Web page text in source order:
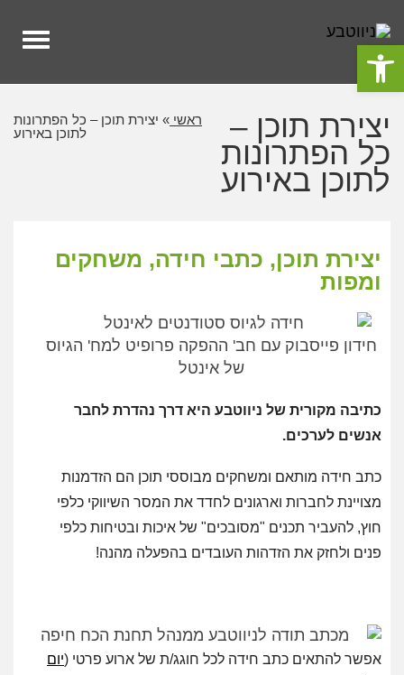
ראשי » יצירת תוכן – כל הפתרונות
לתוכן באירוע
יצירת תוכן –
כל הפתרונות
לתוכן באירוע
יצירת תוכן, כתבי חידה, משחקים
ומפות
חידון פייסבוק עם חב' ההפקה פרופיט למח' הגיוס
של אינטל
כתיבה מקורית של ניווטבע היא דרך נהדרת לחבר
אנשים לערכים.
כתב חידה מותאם ומשחקים מבוססי תוכן הם הזדמנות
מצויינת לחברות וארגונים לחדד את המסר השיווקי כלפי
חוץ, להעביר תכנים "מסובכים" של איכות ובטיחות כלפי
פנים ולחזק את הזדהות העובדים בהפעלה מהנה!
אפשר להתאים כתב חידה לכל חוגג/ת של ארוע פרטי (יום
פתח סרגל נגישות